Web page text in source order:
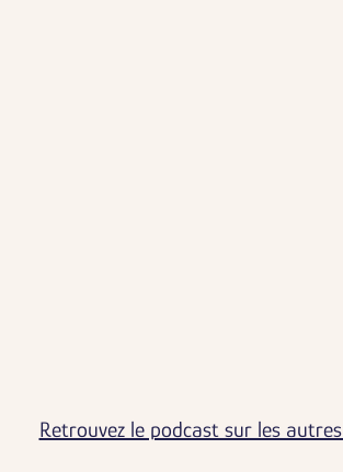
Retrouvez le podcast sur les